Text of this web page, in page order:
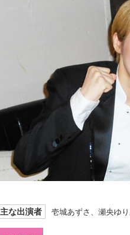
主な出演者 壱城あずさ、瀬央ゆ